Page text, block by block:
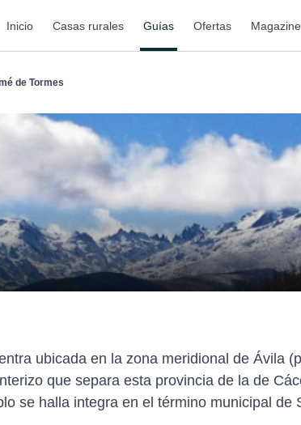
Inicio Casas rurales Guías Ofertas Magazine
de Tormes
ubicada en la zona meridional de Ávila
que separa esta provincia de la de
se halla integra en el término municipal